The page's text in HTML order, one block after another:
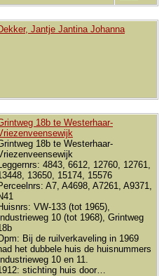
Jantje Jantina Johanna
18b te Westerhaar-
18b te Westerhaar-
Leggernrs: 4843, 6612, 12760, 12761,
13650, 15174, 15576
A7, A4698, A7261, A9371,
VW-133 (tot 1965),
Industrieweg 10 (tot 1968), Grintweg
Bij de ruilverkaveling in 1969
het dubbele huis de huisnummers
Industrieweg 10 en 11.
stichting huis door…